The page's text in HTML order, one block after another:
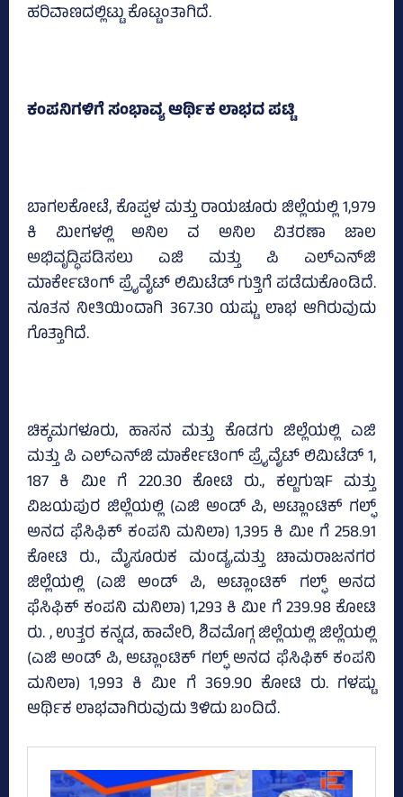
ಹರಿವಾಣದಲ್ಲಿಟ್ಟು ಕೊಟ್ಟಂತಾಗಿದೆ.
ಕಂಪನಿಗಳಿಗೆ ಸಂಭಾವ್ಯ ಆರ್ಥಿಕ ಲಾಭದ ಪಟ್ಟಿ
ಬಾಗಲಕೋಟೆ, ಕೊಪ್ಪಳ ಮತ್ತು ರಾಯಚೂರು ಜಿಲ್ಲೆಯಲ್ಲಿ 1,979
ಕಿ ಮೀಗಳಲ್ಲಿ ಅನಿಲ ವ ಅನಿಲ ವಿತರಣಾ ಜಾಲ
ಅಭಿವೃದ್ಧಿಪಡಿಸಲು ಎಜಿ ಮತ್ತು ಪಿ ಎಲ್‌ಎನ್‌ಜಿ
ಮಾರ್ಕೇಟಿಂಗ್‌ ಪ್ರೈವೈಟ್‌ ಲಿಮಿಟೆಡ್‌ ಗುತ್ತಿಗೆ ಪಡೆದುಕೊಂಡಿದೆ.
ನೂತನ ನೀತಿಯಿಂದಾಗಿ 367.30 ಯಷ್ಟು ಲಾಭ ಆಗಿರುವುದು
ಗೊತ್ತಾಗಿದೆ.
ಚಿಕ್ಕಮಗಳೂರು, ಹಾಸನ ಮತ್ತು ಕೊಡಗು ಜಿಲ್ಲೆಯಲ್ಲಿ ಎಜಿ
ಮತ್ತು ಪಿ ಎಲ್‌ಎನ್‌ಜಿ ಮಾರ್ಕೇಟಿಂಗ್‌ ಪ್ರೈವೈಟ್‌ ಲಿಮಿಟೆಡ್‌ 1,
187 ಕಿ ಮೀ ಗೆ 220.30 ಕೋಟಿ ರು., ಕಲ್ಬಗುಇF ಮತ್ತು
ವಿಜಯಪುರ ಜಿಲ್ಲೆಯಲ್ಲಿ (ಎಜಿ ಅಂಡ್‌ ಪಿ, ಅಟ್ಲಾಂಟಿಕ್‌ ಗಲ್ಫ್‌
ಅನದ ಫೆಸಿಫಿಕ್‌ ಕಂಪನಿ ಮನಿಲಾ) 1,395 ಕಿ ಮೀ ಗೆ 258.91
ಕೋಟಿ ರು., ಮೈಸೂರುಕ ಮಂಡ್ಯ,ಮತ್ತು ಚಾಮರಾಜನಗರ
ಜಿಲ್ಲೆಯಲ್ಲಿ (ಎಜಿ ಅಂಡ್‌ ಪಿ, ಅಟ್ಲಾಂಟಿಕ್‌ ಗಲ್ಫ್‌ ಅನದ
ಫೆಸಿಫಿಕ್‌ ಕಂಪನಿ ಮನಿಲಾ) 1,293 ಕಿ ಮೀ ಗೆ 239.98 ಕೋಟಿ
ರು. , ಉತ್ತರ ಕನ್ನಡ, ಹಾವೇರಿ, ಶಿವಮೊಗ್ಗ ಜಿಲ್ಲೆಯಲ್ಲಿ ಜಿಲ್ಲೆಯಲ್ಲಿ
(ಎಜಿ ಅಂಡ್‌ ಪಿ, ಅಟ್ಲಾಂಟಿಕ್‌ ಗಲ್ಫ್‌ ಅನದ ಫೆಸಿಫಿಕ್‌ ಕಂಪನಿ
ಮನಿಲಾ) 1,993 ಕಿ ಮೀ ಗೆ 369.90 ಕೋಟಿ ರು. ಗಳಷ್ಟು
ಆರ್ಥಿಕ ಲಾಭವಾಗಿರುವುದು ತಿಳಿದು ಬಂದಿದೆ.